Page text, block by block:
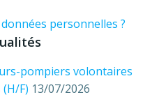
personnelles ?
pompiers volontaires
F) 13/07/2026